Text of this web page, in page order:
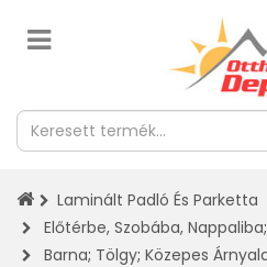
Laminált Padló És Parketta
Előtérbe, Szobába, Nappaliba;
Barna; Tölgy; Közepes